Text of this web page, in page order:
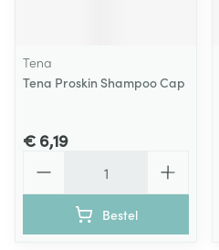
Tena
Tena Proskin Shampoo Cap
€ 6,19
Bestel